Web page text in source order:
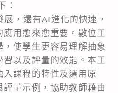
：
，還有AI進化的快速，
用愈來愈重要。數位工
使學生更容易理解抽象
以及評量的效能。本工
課程的特性及選用原
量示例，協助教師藉由